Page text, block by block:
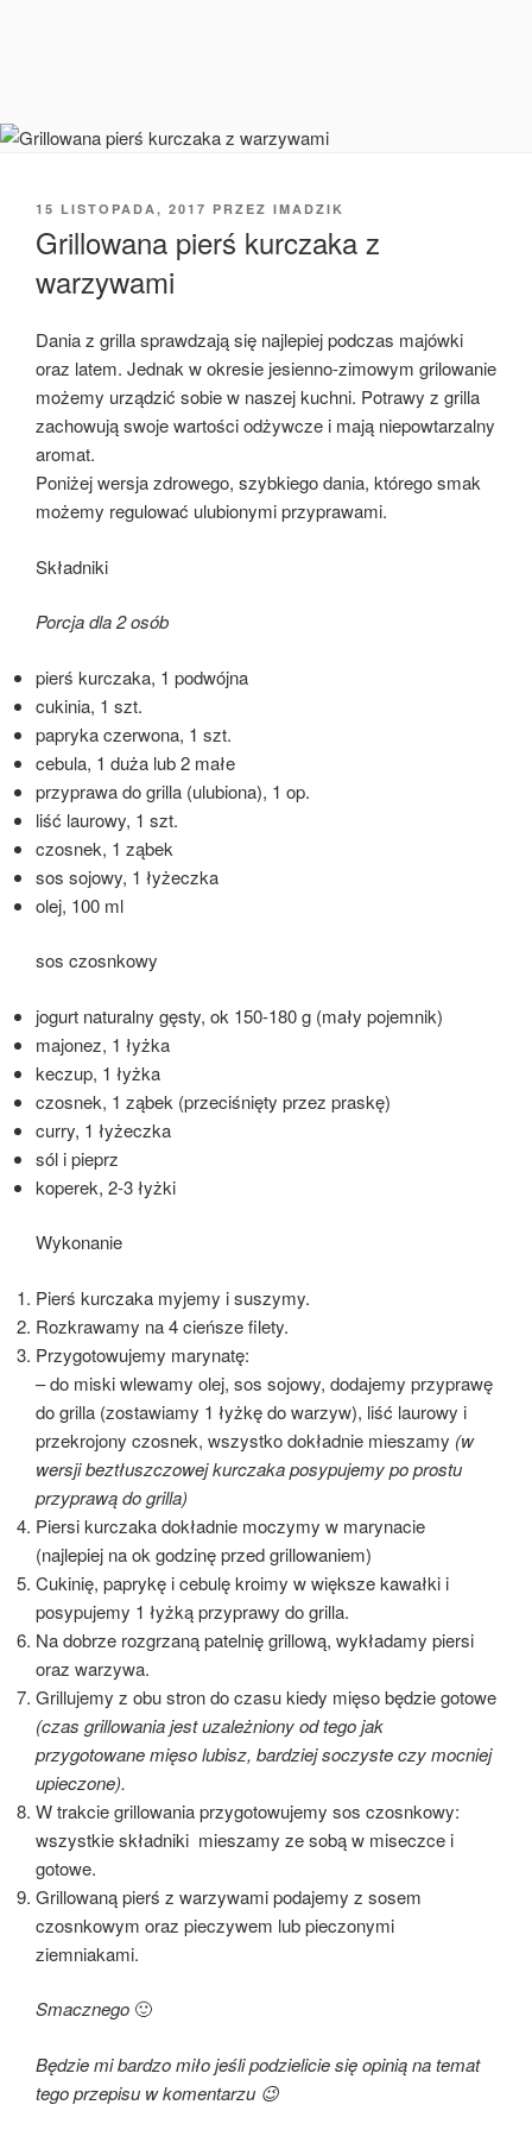
OPUBLIKOWANE
15 LISTOPADA, 2017 PRZEZ IMADZIK
Grillowana pierś kurczaka z
warzywami
Dania z grilla sprawdzają się najlepiej podczas majówki
oraz latem. Jednak w okresie jesienno-zimowym grilowanie
możemy urządzić sobie w naszej kuchni. Potrawy z grilla
zachowują swoje wartości odżywcze i mają niepowtarzalny
aromat.
Poniżej wersja zdrowego, szybkiego dania, którego smak
możemy regulować ulubionymi przyprawami.
Składniki
Porcja dla 2 osób
pierś kurczaka, 1 podwójna
cukinia, 1 szt.
papryka czerwona, 1 szt.
cebula, 1 duża lub 2 małe
przyprawa do grilla (ulubiona), 1 op.
liść laurowy, 1 szt.
czosnek, 1 ząbek
sos sojowy, 1 łyżeczka
olej, 100 ml
sos czosnkowy
jogurt naturalny gęsty, ok 150-180 g (mały pojemnik)
majonez, 1 łyżka
keczup, 1 łyżka
czosnek, 1 ząbek (przeciśnięty przez praskę)
curry, 1 łyżeczka
sól i pieprz
koperek, 2-3 łyżki
Wykonanie
Pierś kurczaka myjemy i suszymy.
Rozkrawamy na 4 cieńsze filety.
Przygotowujemy marynatę:
– do miski wlewamy olej, sos sojowy, dodajemy przyprawę
do grilla (zostawiamy 1 łyżkę do warzyw), liść laurowy i
przekrojony czosnek, wszystko dokładnie mieszamy (w
wersji beztłuszczowej kurczaka posypujemy po prostu
przyprawą do grilla)
Piersi kurczaka dokładnie moczymy w marynacie
(najlepiej na ok godzinę przed grillowaniem)
Cukinię, paprykę i cebulę kroimy w większe kawałki i
posypujemy 1 łyżką przyprawy do grilla.
Na dobrze rozgrzaną patelnię grillową, wykładamy piersi
oraz warzywa.
Grillujemy z obu stron do czasu kiedy mięso będzie gotowe
(czas grillowania jest uzależniony od tego jak
przygotowane mięso lubisz, bardziej soczyste czy mocniej
upieczone).
W trakcie grillowania przygotowujemy sos czosnkowy:
wszystkie składniki mieszamy ze sobą w miseczce i
gotowe.
Grillowaną pierś z warzywami podajemy z sosem
czosnkowym oraz pieczywem lub pieczonymi
ziemniakami.
Smacznego 🙂
Będzie mi bardzo miło jeśli podzielicie się opinią na temat
tego przepisu w komentarzu 😉